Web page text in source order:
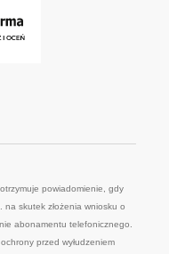
powiadomienie, gdy
skutek złożenia wniosku o
abonamentu telefonicznego.
przed wyłudzeniem